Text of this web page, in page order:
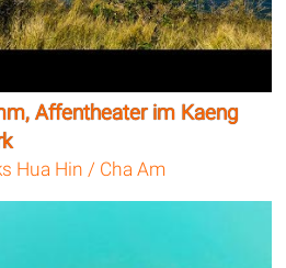
Affentheater im Kaeng
Hua Hin / Cha Am